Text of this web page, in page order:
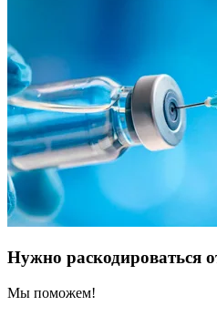
Нужно раскодироваться
Мы поможем!